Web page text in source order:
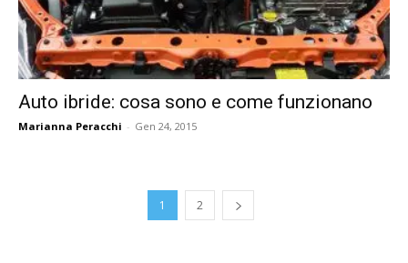
Auto ibride: cosa sono e come funzionano
Marianna Peracchi - Gen 24, 2015
1 2